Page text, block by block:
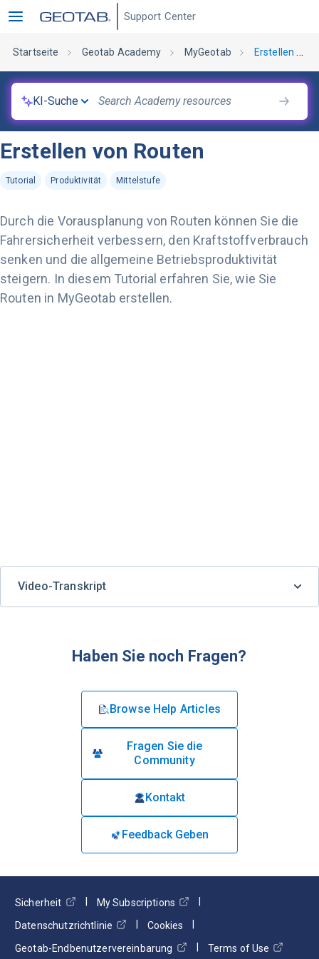
Support Center
Startseite Geotab Academy MyGeotab Erstellen von Routen
KI-Suche
Erstellen von Routen
Tutorial Produktivität Mittelstufe
Durch die Vorausplanung von Routen können Sie die
Fahrersicherheit verbessern, den Kraftstoffverbrauch
senken und die allgemeine Betriebsproduktivität
steigern. In diesem Tutorial erfahren Sie, wie Sie
Routen in MyGeotab erstellen.
Video-Transkript
Haben Sie noch Fragen?
Browse Help Articles
Fragen Sie die
Community
Kontakt
Feedback Geben
Sicherheit
My Subscriptions
Datenschutzrichtlinie
Cookies
Geotab-Endbenutzervereinbarung
Terms of Use